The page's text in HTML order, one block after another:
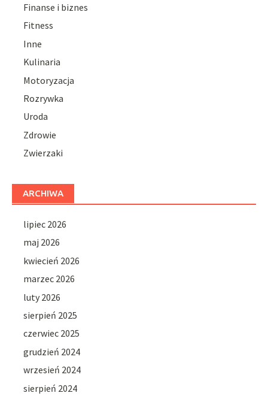
Finanse i biznes
Fitness
Inne
Kulinaria
Motoryzacja
Rozrywka
Uroda
Zdrowie
Zwierzaki
ARCHIWA
lipiec 2026
maj 2026
kwiecień 2026
marzec 2026
luty 2026
sierpień 2025
czerwiec 2025
grudzień 2024
wrzesień 2024
sierpień 2024